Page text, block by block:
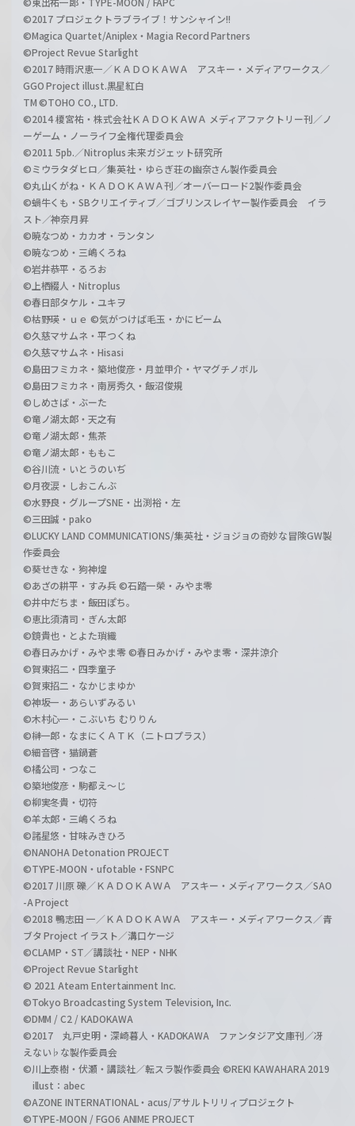
©2017 プロジェクトラブライブ！サンシャイン!!
©Magica Quartet/Aniplex・Magia Record Partners
©Project Revue Starlight
©2017 時雨沢恵一／ＫＡＤＯＫＡＷＡ アスキー・メディアワークス／
GGO Project illust.黒星紅白
TM ©TOHO CO., LTD.
©2014 榎宮祐・株式会社ＫＡＤＯＫＡＷＡ メディアファクトリー刊／ノ
ーゲーム・ノーライフ全権代理委員会
©2011 5pb.／Nitroplus 未来ガジェット研究所
©ミウラタダヒロ／集英社・ゆらぎ荘の幽奈さん製作委員会
©丸山くがね・ＫＡＤＯＫＡＷＡ刊／オーバーロード2製作委員会
©蝸牛くも・SBクリエイティブ／ゴブリンスレイヤー製作委員会 イラ
スト／神奈月昇
©暁なつめ・カカオ・ランタン
©暁なつめ・三嶋くろね
©岩井恭平・るろお
©上栖綴人・Nitroplus
©春日部タケル・ユキヲ
©枯野瑛・ｕｅ ©気がつけば毛玉・かにビーム
©久慈マサムネ・平つくね
©久慈マサムネ・Hisasi
©島田フミカネ・築地俊彦・月並甲介・ヤマグチノボル
©島田フミカネ・南房秀久・飯沼俊規
©しめさば・ぶーた
©竜ノ湖太郎・天之有
©竜ノ湖太郎・焦茶
©竜ノ湖太郎・ももこ
©谷川流・いとうのいぢ
©月夜涙・しおこんぶ
©水野良・グループSNE・出渕裕・左
©三田誠・pako
©LUCKY LAND COMMUNICATIONS/集英社・ジョジョの奇妙な冒険GW製
作委員会
©葵せきな・狗神煌
©あざの耕平・すみ兵 ©石踏一榮・みやま零
©井中だちま・飯田ぽち。
©恵比須清司・ぎん太郎
©鏡貴也・とよた瑣織
©春日みかげ・みやま零 ©春日みかげ・みやま零・深井涼介
©賀東招二・四季童子
©賀東招二・なかじまゆか
©神坂一・あらいずみるい
©木村心一・こぶいち むりりん
©榊一郎・なまにくＡＴＫ（ニトロプラス）
©細音啓・猫鍋蒼
©橘公司・つなこ
©築地俊彦・駒都え～じ
©柳実冬貴・切符
©羊太郎・三嶋くろね
©諸星悠・甘味みきひろ
©NANOHA Detonation PROJECT
©TYPE-MOON・ufotable・FSNPC
©2017 川原 礫／ＫＡＤＯＫＡＷＡ アスキー・メディアワークス／SAO
-A Project
©2018 鴨志田 一／ＫＡＤＯＫＡＷＡ アスキー・メディアワークス／青
ブタ Project イラスト／溝口ケージ
©CLAMP・ST／講談社・NEP・NHK
©Project Revue Starlight
© 2021 Ateam Entertainment Inc.
©Tokyo Broadcasting System Television, Inc.
©DMM / C2 / KADOKAWA
©2017 丸戸史明・深崎暮人・KADOKAWA ファンタジア文庫刊／冴
えない♭な製作委員会
©川上泰樹・伏瀬・講談社／転スラ製作委員会 ©REKI KAWAHARA 2019
illust：abec
©AZONE INTERNATIONAL・acus/アサルトリリィプロジェクト
©TYPE-MOON / FGO6 ANIME PROJECT